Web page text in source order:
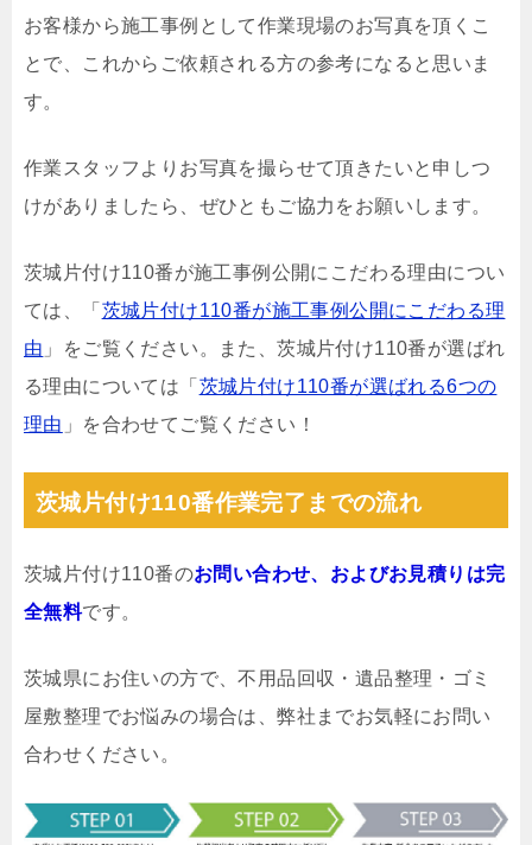
お客様から施工事例として作業現場のお写真を頂くこ
とで、これからご依頼される方の参考になると思いま
す。
作業スタッフよりお写真を撮らせて頂きたいと申しつ
けがありましたら、ぜひともご協力をお願いします。
茨城片付け110番が施工事例公開にこだわる理由につい
ては、「 茨城片付け110番が施工事例公開にこだわる理
由 」をご覧ください。また、茨城片付け110番が選ばれ
る理由については「 茨城片付け110番が選ばれる6つの
理由 」を合わせてご覧ください！
茨城片付け110番作業完了までの流れ
茨城片付け110番のお問い合わせ、およびお見積りは完
全無料です。
茨城県にお住いの方で、不用品回収・遺品整理・ゴミ
屋敷整理でお悩みの場合は、弊社までお気軽にお問い
合わせください。